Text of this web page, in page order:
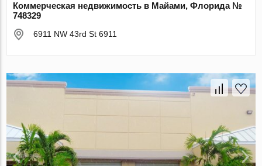
Коммерческая недвижимость в Майами, Флорида №
748329
6911 NW 43rd St 6911